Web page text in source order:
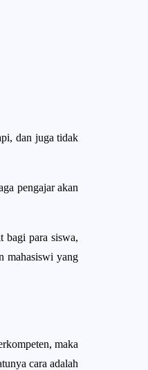
dan juga tidak
pengajar akan
bagi para siswa,
mahasiswi yang
maka
cara adalah